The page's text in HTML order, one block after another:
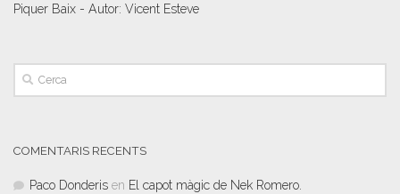
Piquer Baix - Autor: Vicent Esteve
COMENTARIS RECENTS
Paco Donderis en El capot màgic de Nek Romero.